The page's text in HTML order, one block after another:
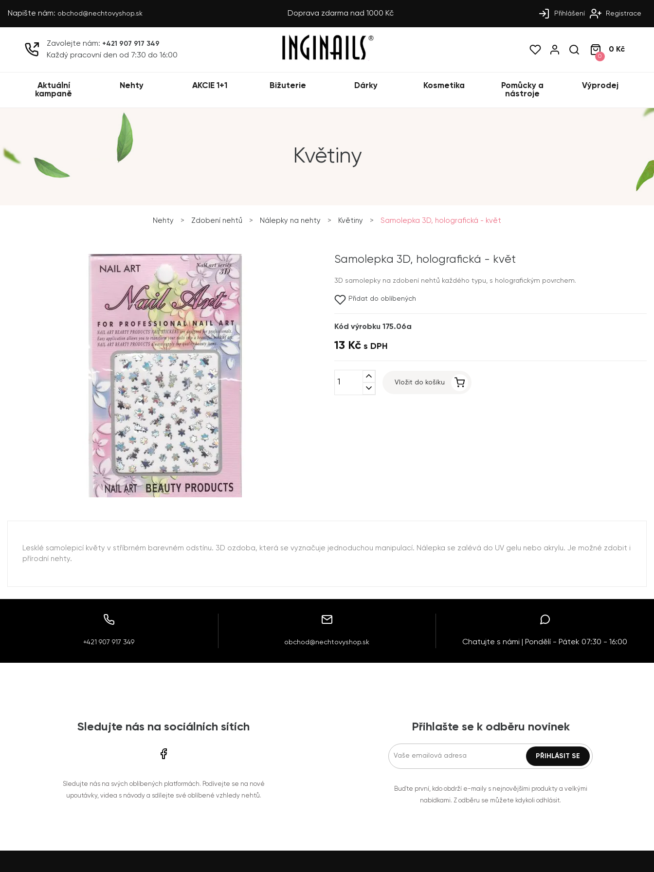
Napište nám: obchod@nechtovyshop.sk Doprava zdarma nad 1000 Kč Přihlášení Registrace
Zavolejte nám: +421 907 917 349
Každý pracovní den od 7:30 do 16:00 0
0 Kč
Aktuální
kampaně
Nehty AKCIE 1+1 Bižuterie Dárky Kosmetika
Pomůcky a
nástroje
Výprodej
Květiny
Nehty > Zdobení nehtů > Nálepky na nehty > Květiny > Samolepka 3D, holografická - květ
Samolepka 3D, holografická - květ
3D samolepky na zdobení nehtů každého typu, s holografickým povrchem.
Přidat do oblíbených
Kód výrobku 175.06a
13 Kč s DPH
expand_less
expand_more
Vložit do košíku
Lesklé samolepicí květy v stříbrném barevném odstínu. 3D ozdoba, která se vyznačuje jednoduchou manipulací. Nálepka se zalévá do UV gelu nebo akrylu. Je možné zdobit i
přírodní nehty.
+421 907 917 349 obchod@nechtovyshop.sk Chatujte s námi | Pondělí - Pátek 07:30 - 16:00
Sledujte nás na sociálních sítích
Sledujte nás na svých oblíbených platformách. Podívejte se na nové
upoutávky, videa s návody a sdílejte své oblíbené vzhledy nehtů.
Přihlašte se k odběru novinek
Buďte první, kdo obdrží e-maily s nejnovějšími produkty a velkými
nabídkami. Z odběru se můžete kdykoli odhlásit.